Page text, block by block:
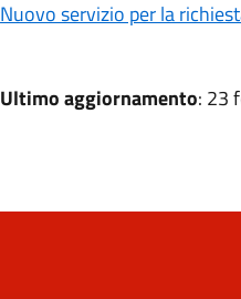
Nuovo servizio per la
Ultimo aggiornamento: 23